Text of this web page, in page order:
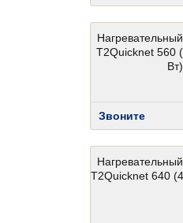
T2Quicknet 560
Вт)
Звоните
T2Quicknet 640